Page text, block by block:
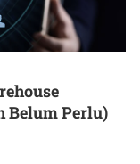
Belum Perlu)